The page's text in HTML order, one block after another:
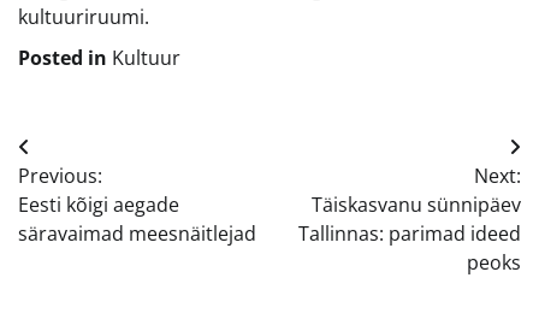
kultuuriruumi.
Posted in Kultuur
Navigeerimine
Previous:
Eesti kõigi aegade
säravaimad meesnäitlejad
Next:
Täiskasvanu sünnipäev
Tallinnas: parimad ideed
peoks